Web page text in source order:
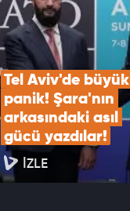
Tel Aviv'de büyük
panik! Şara'nın
arkasındaki asıl
gücü yazdılar!
İZLE